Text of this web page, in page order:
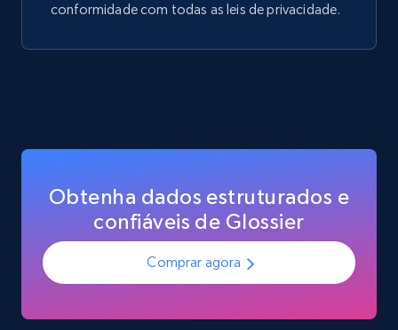
conformidade com todas as leis de privacidade.
Obtenha dados estruturados e
confiáveis de Glossier
Comprar agora